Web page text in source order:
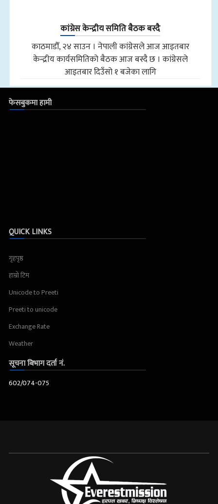
कांग्रेस केन्द्रीय समिति बैठक बस्दै
काठमाडौँ, २४ साउन । नेपाली कांग्रेसले आज आइतबार
केन्द्रीय कार्यसमितिको बैठक आज बस्दै छ । कांग्रेसले
आइतबार दिउँसो १ बजेका लागि
फेसबुकमा हामी
QUICK LINKS
गृहपृष्ठ
हाम्रो टिम
Unicode to Preeti
Preeti to unicode
Exchange Rate
Weather
सूचना बिभाग दर्ता नं.
602/074-075